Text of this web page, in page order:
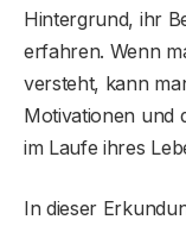
Hintergrund, ihr
erfahren. Wenn
versteht, kann
Motivationen und
im Laufe ihres
In dieser